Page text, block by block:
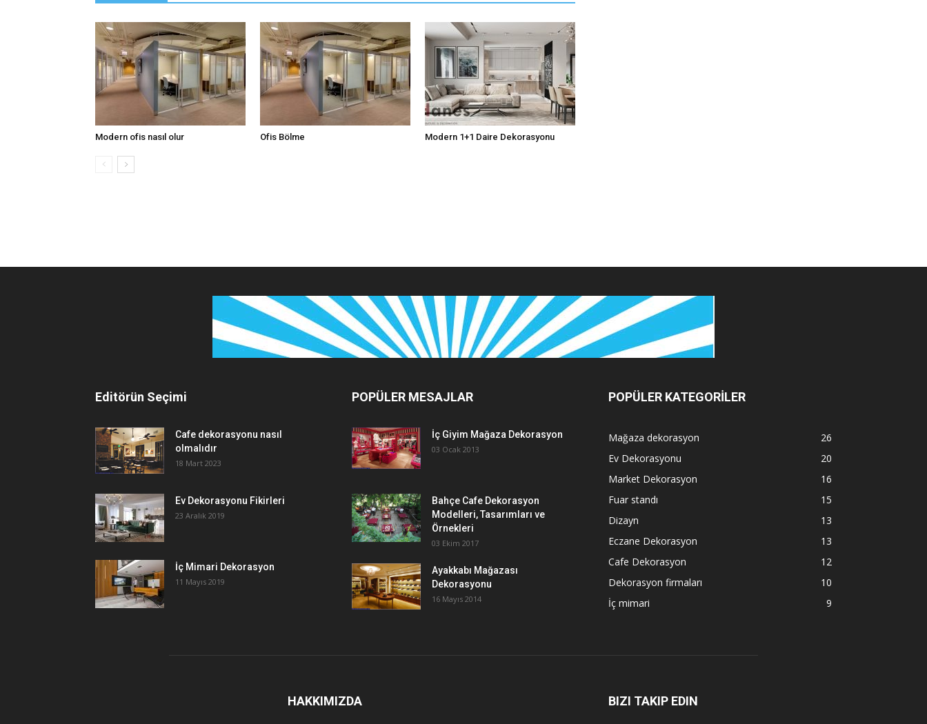
Modern ofis nasıl olur Ofis Bölme Modern 1+1 Daire Dekorasyonu
Editörün Seçimi
Cafe dekorasyonu nasıl
olmalıdır
18 Mart 2023
Ev Dekorasyonu Fikirleri
23 Aralık 2019
İç Mimari Dekorasyon
11 Mayıs 2019
POPÜLER MESAJLAR
İç Giyim Mağaza Dekorasyon
03 Ocak 2013
Bahçe Cafe Dekorasyon
Modelleri, Tasarımları ve
Örnekleri
03 Ekim 2017
Ayakkabı Mağazası
Dekorasyonu
16 Mayıs 2014
POPÜLER KATEGORİLER
Mağaza dekorasyon
26
Ev Dekorasyonu
20
Market Dekorasyon
16
Fuar standı
15
Dizayn
13
Eczane Dekorasyon
13
Cafe Dekorasyon
12
Dekorasyon firmaları
10
İç mimari
9
HAKKIMIZDA BIZI TAKIP EDIN